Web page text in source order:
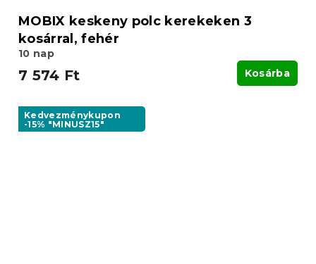
MOBIX keskeny polc kerekeken 3
kosárral, fehér
10 nap
7 574 Ft Kosárba
Kedvezménykupon
-15% "MINUSZ15"